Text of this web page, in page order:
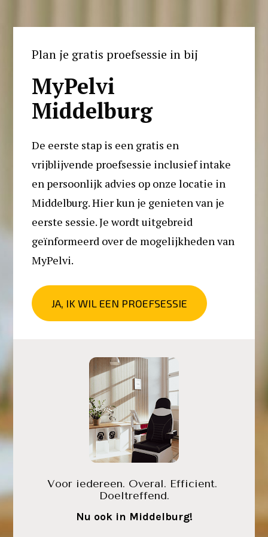
Plan je gratis proefsessie in bij
MyPelvi
Middelburg
De eerste stap is een gratis en
vrijblijvende proefsessie inclusief intake
en persoonlijk advies op onze locatie in
Middelburg. Hier kun je genieten van je
eerste sessie. Je wordt uitgebreid
geïnformeerd over de mogelijkheden van
MyPelvi.
JA, IK WIL EEN PROEFSESSIE
Voor iedereen. Overal. Efficient.
Doeltreffend.
Nu ook in Middelburg!